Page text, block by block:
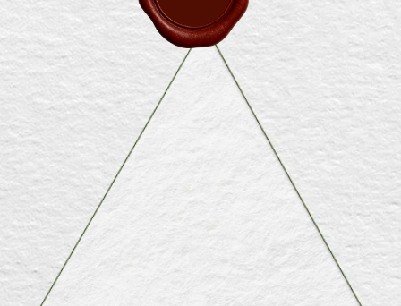
Александр
&
Марина